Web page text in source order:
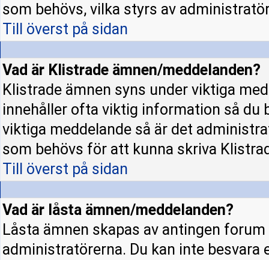
som behövs, vilka styrs av
Till överst på sidan
Vad är Klistrade ämnen/meddelanden?
Klistrade ämnen syns under viktiga
innehåller ofta viktig information så du
viktiga meddelande så är det
som behövs för att kunna skriva
Till överst på sidan
Vad är låsta ämnen/meddelanden?
Låsta ämnen skapas av antingen
administratörerna. Du kan inte